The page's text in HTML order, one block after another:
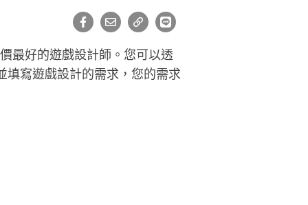
最好的遊戲設計師。您可以透
填寫遊戲設計的需求，您的需求